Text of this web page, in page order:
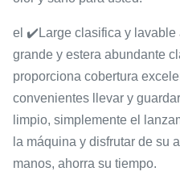
el ✔️Large clasifica y lavable
grande y estera abundante
proporciona cobertura
convenientes llevar y
limpio, simplemente el
la máquina y disfrutar de su
manos, ahorra su tiempo.